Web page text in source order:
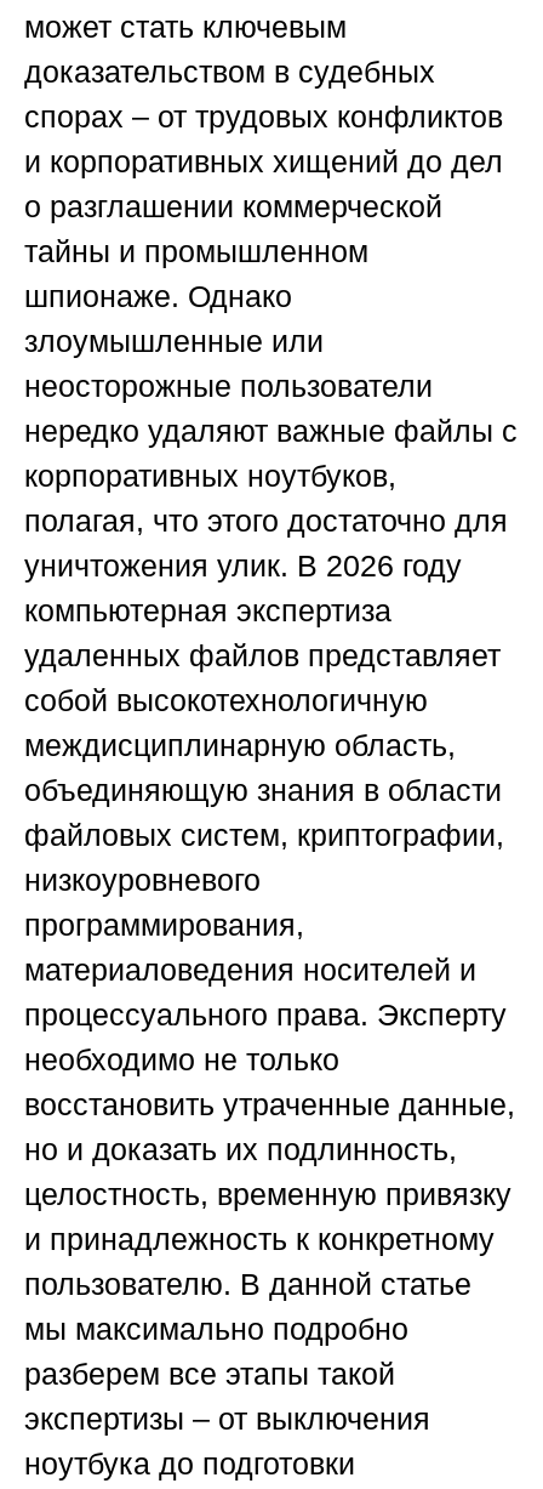
может стать ключевым
доказательством в судебных
спорах – от трудовых конфликтов
и корпоративных хищений до дел
о разглашении коммерческой
тайны и промышленном
шпионаже. Однако
злоумышленные или
неосторожные пользователи
нередко удаляют важные файлы с
корпоративных ноутбуков,
полагая, что этого достаточно для
уничтожения улик. В 2026 году
компьютерная экспертиза
удаленных файлов представляет
собой высокотехнологичную
междисциплинарную область,
объединяющую знания в области
файловых систем, криптографии,
низкоуровневого
программирования,
материаловедения носителей и
процессуального права. Эксперту
необходимо не только
восстановить утраченные данные,
но и доказать их подлинность,
целостность, временную привязку
и принадлежность к конкретному
пользователю. В данной статье
мы максимально подробно
разберем все этапы такой
экспертизы – от выключения
ноутбука до подготовки